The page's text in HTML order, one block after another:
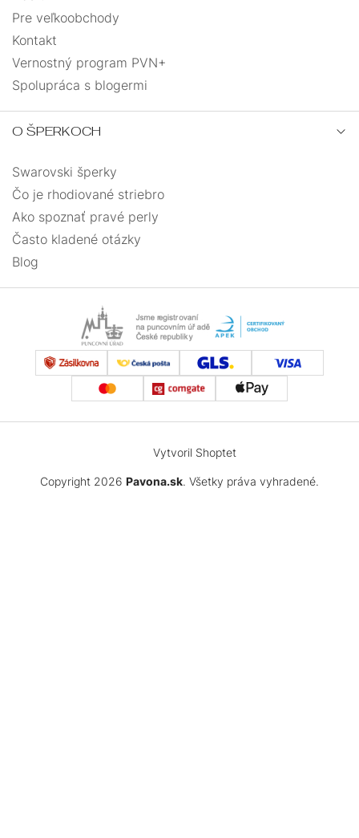
Pre veľkoobchody
Kontakt
Vernostný program PVN+
Spolupráca s blogermi
O ŠPERKOCH
Swarovski šperky
Čo je rhodiované striebro
Ako spoznať pravé perly
Často kladené otázky
Blog
Vytvoril Shoptet
Copyright 2026 Pavona.sk. Všetky práva vyhradené.